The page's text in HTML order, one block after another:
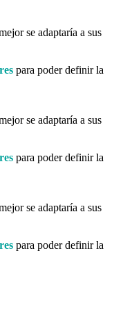
se adaptaría a sus
para poder definir la
se adaptaría a sus
para poder definir la
se adaptaría a sus
para poder definir la